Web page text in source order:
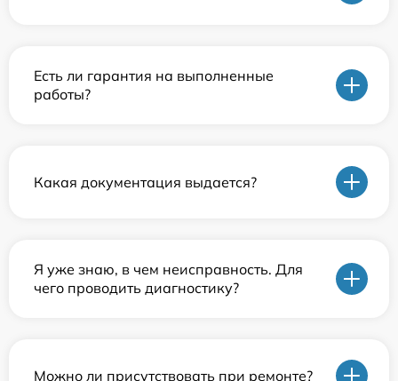
Есть ли гарантия на выполненные
работы?
Какая документация выдается?
Я уже знаю, в чем неисправность. Для
чего проводить диагностику?
Можно ли присутствовать при ремонте?